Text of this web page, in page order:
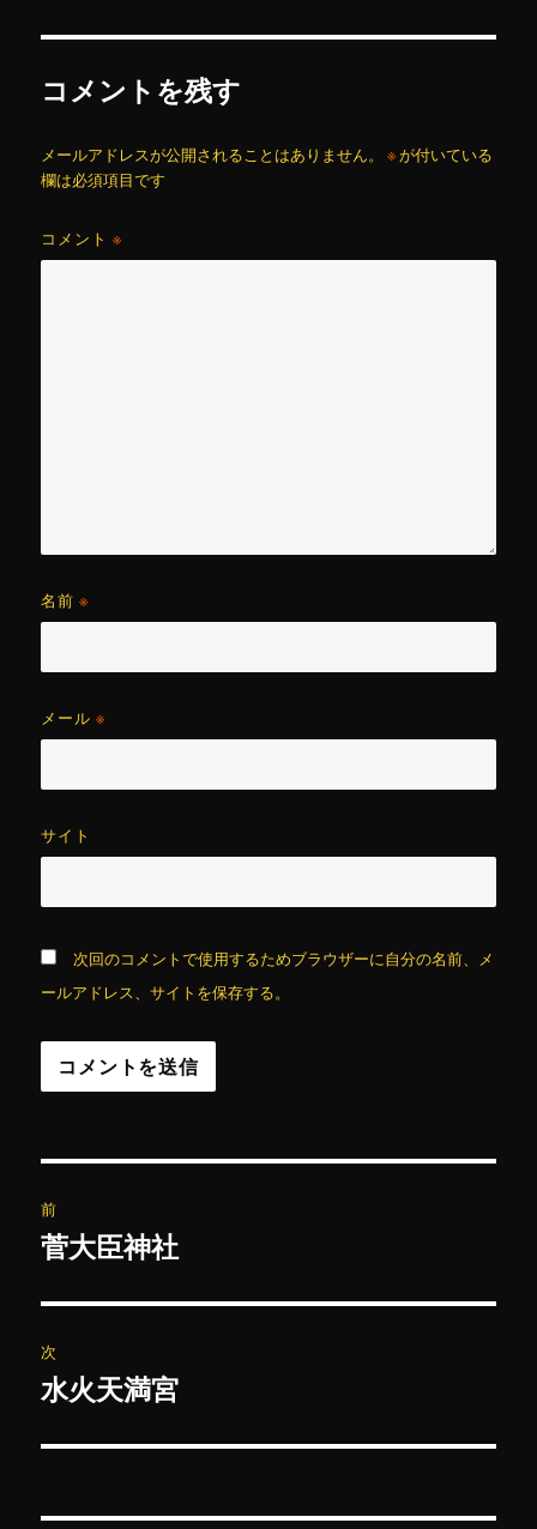
コメントを残す
メールアドレスが公開されることはありません。 ※が付いている
欄は必須項目です
コメント※
名前※
メール※
サイト
次回のコメントで使用するためブラウザーに自分の名前、メ
ールアドレス、サイトを保存する。
稿
ビ
ゲ
ー
前
前
投
稿:
菅大臣神社
次
次
投
水火天満宮